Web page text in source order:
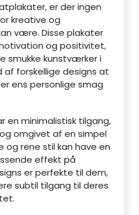
er der ingen
kreative og
være. Disse plakater
og positivitet,
smukke kunstværker i
af forskellige designs at
ens personlige smag
en minimalistisk tilgang,
omgivet af en simpel
og rene stil kan have en
effekt på
er perfekte til dem,
subtil tilgang til deres